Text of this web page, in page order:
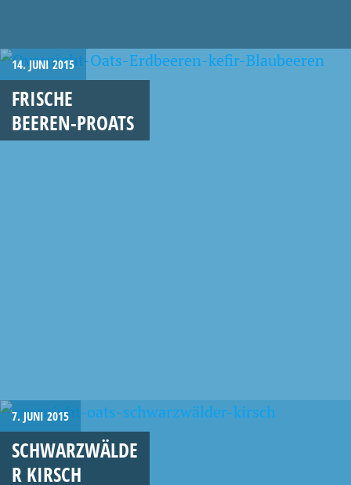
14. JUNI 2015
FRISCHE
BEEREN-PROATS
7. JUNI 2015
SCHWARZWÄLDE
R KIRSCH